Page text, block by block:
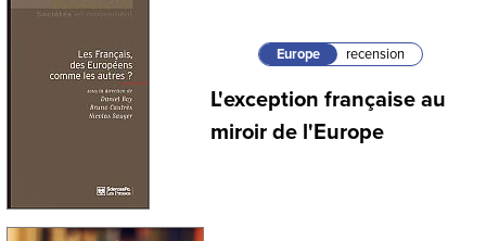
Europe recension
L'exception française au
miroir de l'Europe